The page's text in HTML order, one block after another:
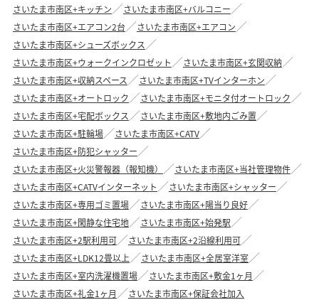
さいたま市南区+キッチン
さいたま市南区+バルコニー
さいたま市南区+エアコン2台
さいたま市南区+エアコン
さいたま市南区+シューズボックス
さいたま市南区+ウォークインクロゼット
さいたま市南区+玄関収納
さいたま市南区+収納スペース
さいたま市南区+TVインターホン
さいたま市南区+オートロック
さいたま市南区+モニタ付オートロック
さいたま市南区+宅配ボックス
さいたま市南区+敷地内ごみ置
さいたま市南区+駐輪場
さいたま市南区+CATV
さいたま市南区+防犯シャッター
さいたま市南区+火災警報器（報知機）
さいたま市南区+当社管理物件
さいたま市南区+CATVインターネット
さいたま市南区+シャッター
さいたま市南区+専用ゴミ置場
さいたま市南区+陽当り良好
さいたま市南区+閑静な住宅地
さいたま市南区+始発駅
さいたま市南区+2駅利用可
さいたま市南区+2沿線利用可
さいたま市南区+LDK12畳以上
さいたま市南区+全居室洋室
さいたま市南区+室内洗濯機置場
さいたま市南区+敷金1ヶ月
さいたま市南区+礼金1ヶ月
さいたま市南区+保証会社加入